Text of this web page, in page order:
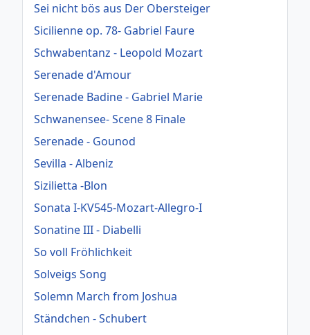
Sei nicht bös aus Der Obersteiger
Sicilienne op. 78- Gabriel Faure
Schwabentanz - Leopold Mozart
Serenade d'Amour
Serenade Badine - Gabriel Marie
Schwanensee- Scene 8 Finale
Serenade - Gounod
Sevilla - Albeniz
Sizilietta -Blon
Sonata I-KV545-Mozart-Allegro-I
Sonatine III - Diabelli
So voll Fröhlichkeit
Solveigs Song
Solemn March from Joshua
Ständchen - Schubert